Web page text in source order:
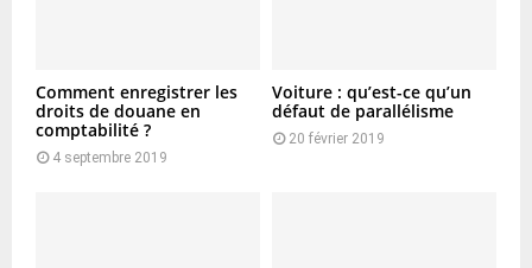
Comment enregistrer les
droits de douane en
comptabilité ?
4 septembre 2019
Voiture : qu’est-ce qu’un
défaut de parallélisme
20 février 2019